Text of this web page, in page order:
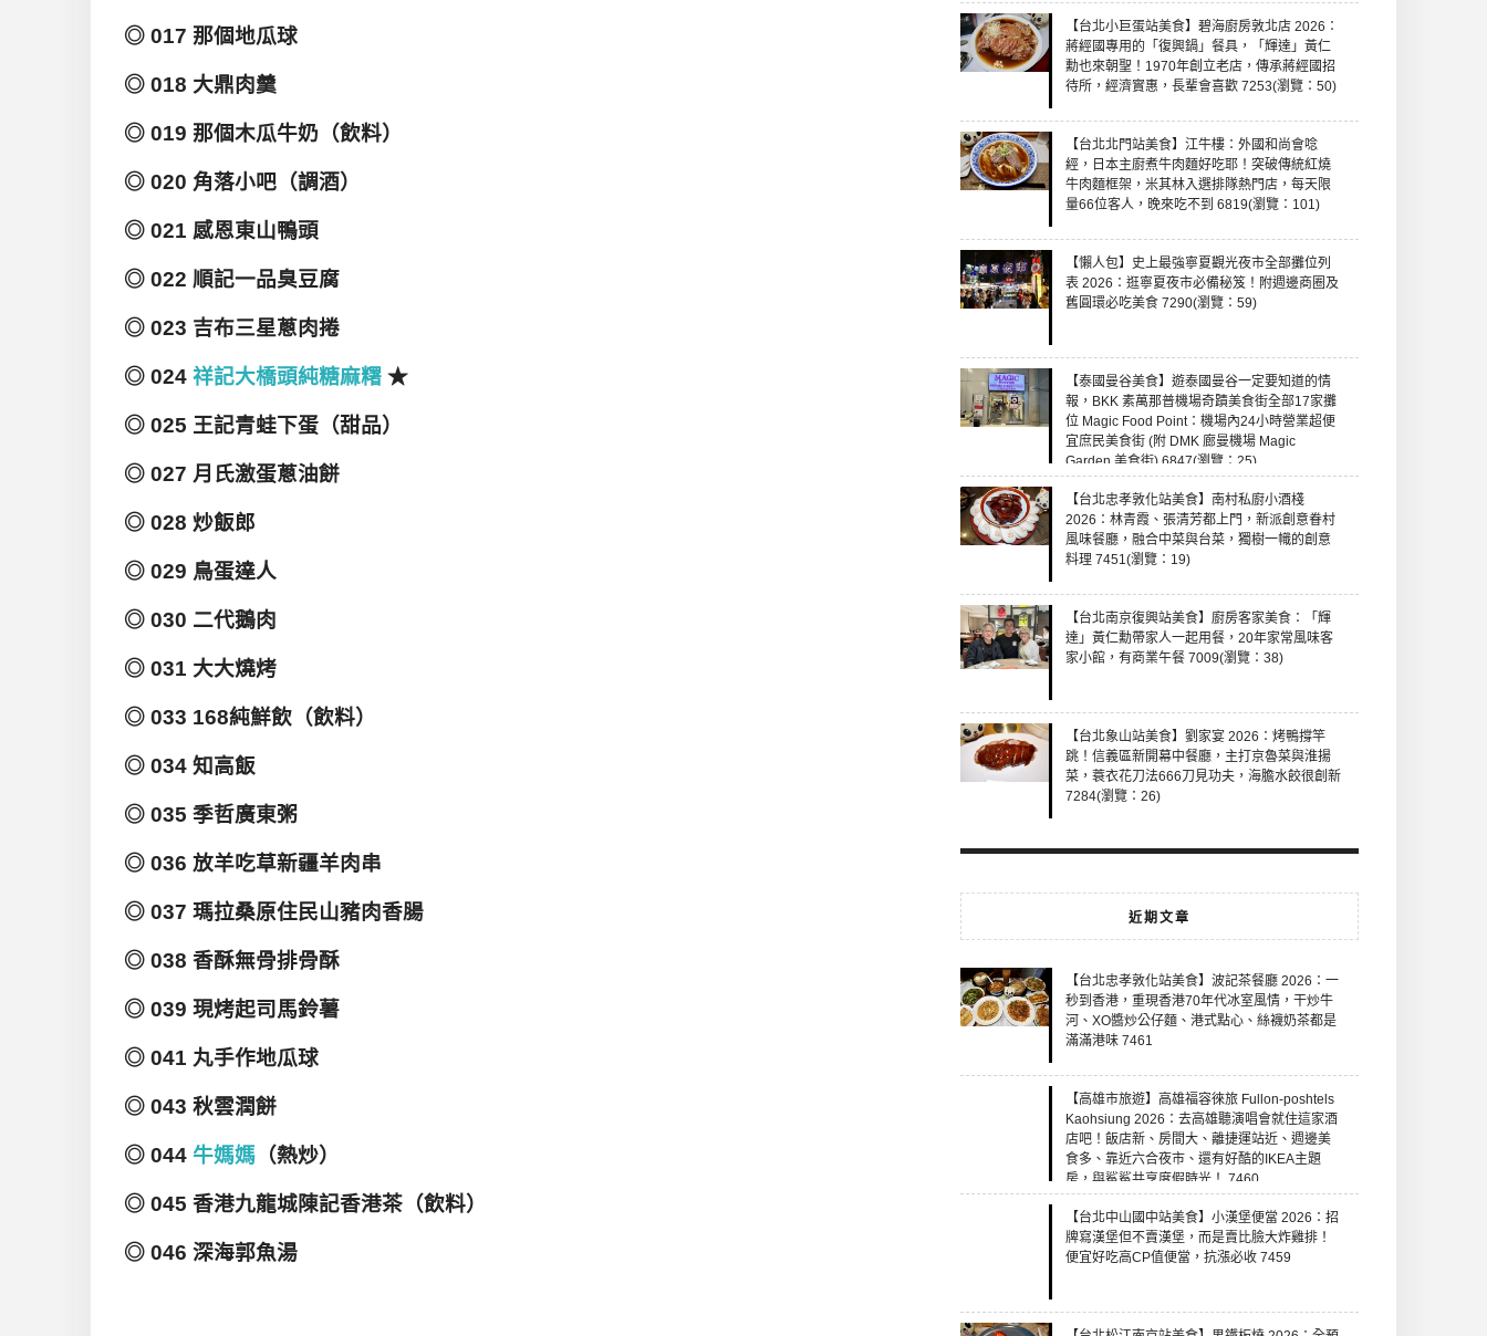
◎ 017 那個地瓜球
◎ 018 大鼎肉羹
◎ 019 那個木瓜牛奶（飲料）
◎ 020 角落小吧（調酒）
◎ 021 感恩東山鴨頭
◎ 022 順記一品臭豆腐
◎ 023 吉布三星蔥肉捲
◎ 024 祥記大橋頭純糖麻糬★
◎ 025 王記青蛙下蛋（甜品）
◎ 027 月氏激蛋蔥油餅
◎ 028 炒飯郎
◎ 029 鳥蛋達人
◎ 030 二代鵝肉
◎ 031 大大燒烤
◎ 033 168純鮮飲（飲料）
◎ 034 知高飯
◎ 035 季哲廣東粥
◎ 036 放羊吃草新疆羊肉串
◎ 037 瑪拉桑原住民山豬肉香腸
◎ 038 香酥無骨排骨酥
◎ 039 現烤起司馬鈴薯
◎ 041 丸手作地瓜球
◎ 043 秋雲潤餅
◎ 044 牛媽媽（熱炒）
◎ 045 香港九龍城陳記香港茶（飲料）
◎ 046 深海郭魚湯
【台北小巨蛋站美食】碧海廚房敦北店 2026：
蔣經國專用的「復興鍋」餐具，「輝達」黃仁
勳也來朝聖！1970年創立老店，傳承蔣經國招
待所，經濟實惠，長輩會喜歡 7253(瀏覽：50)
【台北北門站美食】江牛樓：外國和尚會唸
經，日本主廚煮牛肉麵好吃耶！突破傳統紅燒
牛肉麵框架，米其林入選排隊熱門店，每天限
量66位客人，晚來吃不到 6819(瀏覽：101)
【懶人包】史上最強寧夏觀光夜市全部攤位列
表 2026：逛寧夏夜市必備秘笈！附週邊商圈及
舊圓環必吃美食 7290(瀏覽：59)
【泰國曼谷美食】遊泰國曼谷一定要知道的情
報，BKK 素萬那普機場奇蹟美食街全部17家攤
位 Magic Food Point：機場內24小時營業超便
宜庶民美食街 (附 DMK 廊曼機場 Magic
Garden 美食街) 6847(瀏覽：25)
【台北忠孝敦化站美食】南村私廚小酒棧
2026：林青霞、張清芳都上門，新派創意眷村
風味餐廳，融合中菜與台菜，獨樹一幟的創意
料理 7451(瀏覽：19)
【台北南京復興站美食】廚房客家美食：「輝
達」黃仁勳帶家人一起用餐，20年家常風味客
家小館，有商業午餐 7009(瀏覽：38)
【台北象山站美食】劉家宴 2026：烤鴨撐竿
跳！信義區新開幕中餐廳，主打京魯菜與淮揚
菜，蓑衣花刀法666刀見功夫，海膽水餃很創新
7284(瀏覽：26)
近期文章
【台北忠孝敦化站美食】波記茶餐廳 2026：一
秒到香港，重現香港70年代冰室風情，干炒牛
河、XO醬炒公仔麵、港式點心、絲襪奶茶都是
滿滿港味 7461
【高雄市旅遊】高雄福容徠旅 Fullon-poshtels
Kaohsiung 2026：去高雄聽演唱會就住這家酒
店吧！飯店新、房間大、離捷運站近、週邊美
食多、靠近六合夜市、還有好酷的IKEA主題
房，與鯊鯊共享度假時光！ 7460
【台北中山國中站美食】小漢堡便當 2026：招
牌寫漢堡但不賣漢堡，而是賣比臉大炸雞排！
便宜好吃高CP值便當，抗漲必收 7459